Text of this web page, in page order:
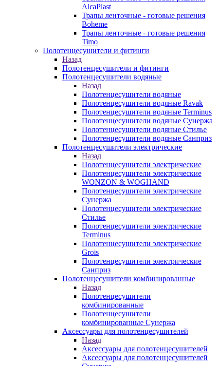
AlcaPlast
Трапы ленточные - готовые решения
Boheme
Трапы ленточные - готовые решения
Timo
Полотенцесушители и фитинги
Назад
Полотенцесушители и фитинги
Полотенцесушители водяные
Назад
Полотенцесушители водяные
Полотенцесушители водяные Ravak
Полотенцесушители водяные Terminus
Полотенцесушители водяные Сунержа
Полотенцесушители водяные Стилье
Полотенцесушители водяные Санприз
Полотенцесушители электрические
Назад
Полотенцесушители электрические
Полотенцесушители электрические
WONZON & WOGHAND
Полотенцесушители электрические
Сунержа
Полотенцесушители электрические
Стилье
Полотенцесушители электрические
Terminus
Полотенцесушители электрические
Grois
Полотенцесушители электрические
Санприз
Полотенцесушители комбинированные
Назад
Полотенцесушители
комбинированные
Полотенцесушители
комбинированные Сунержа
Аксессуары для полотенцесушителей
Назад
Аксессуары для полотенцесушителей
Аксессуары для полотенцесушителей